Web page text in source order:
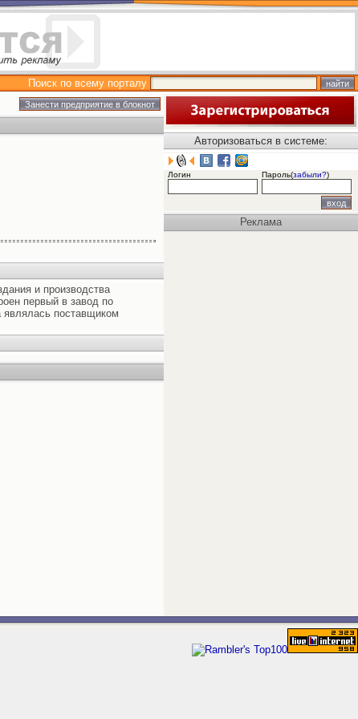
Поиск по всему порталу
и производства
первый в завод по
являлась поставщиком
Авторизоваться в системе:
Логин Пароль(забыли?)
Реклама